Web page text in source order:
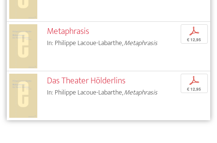
Metaphrasis
In: Philippe Lacoue-Labarthe,Metaphrasis
p
€ 12,95
Das Theater Hölderlins
In: Philippe Lacoue-Labarthe,Metaphrasis
p
€ 12,95